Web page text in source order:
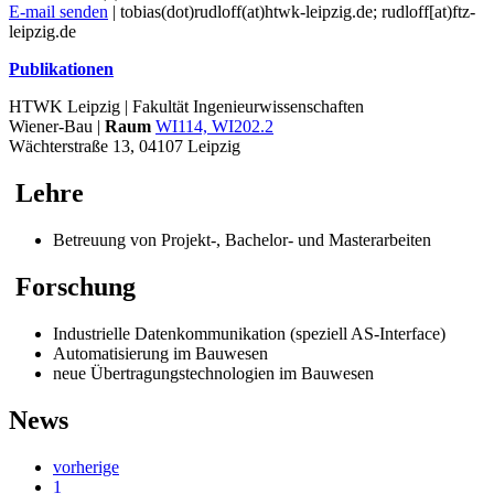
E-mail senden | tobias(dot)rudloff(at)htwk-leipzig.de; rudloff[at)ftz-
leipzig.de
Publikationen
HTWK Leipzig | Fakultät Ingenieurwissenschaften
Wiener-Bau | Raum WI114, WI202.2
Wächterstraße 13, 04107 Leipzig
Lehre
Betreuung von Projekt-, Bachelor- und Masterarbeiten
Forschung
Industrielle Datenkommunikation (speziell AS-Interface)
Automatisierung im Bauwesen
neue Übertragungstechnologien im Bauwesen
News
vorherige
1